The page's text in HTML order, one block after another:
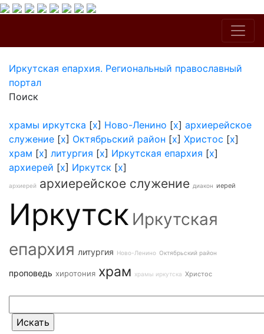
Иркутская епархия. Региональный православный
портал
Поиск
храмы иркутска [x] Ново-Ленино [x] архиерейское
служение [x] Октябрьский район [x] Христос [x]
храм [x] литургия [x] Иркутская епархия [x]
архиерей [x] Иркутск [x]
архиерей архиерейское служение диакон иерей
Иркутск Иркутская
епархия литургия Ново-Ленино Октябрьский район
проповедь хиротония храм храмы иркутска Христос